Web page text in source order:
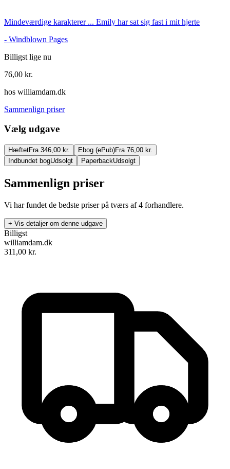
Mindeværdige karakterer ... Emily har sat sig fast i mit hjerte
- Windblown Pages
Billigst lige nu
76,00 kr.
hos williamdam.dk
Sammenlign priser
Vælg udgave
HæftetFra 346,00 kr. Ebog (ePub)Fra 76,00 kr.
Indbundet bogUdsolgt PaperbackUdsolgt
Sammenlign priser
Vi har fundet de bedste priser på tværs af 4 forhandlere.
+ Vis detaljer om denne udgave
Emily på Månegården
L. M. Montgomery
18. juni 2017
Billigst
williamdam.dk
311,00 kr.